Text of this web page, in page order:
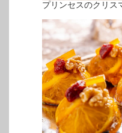
プリンセスのクリス